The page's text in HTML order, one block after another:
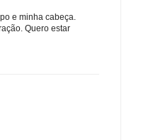
e minha cabeça.
Quero estar